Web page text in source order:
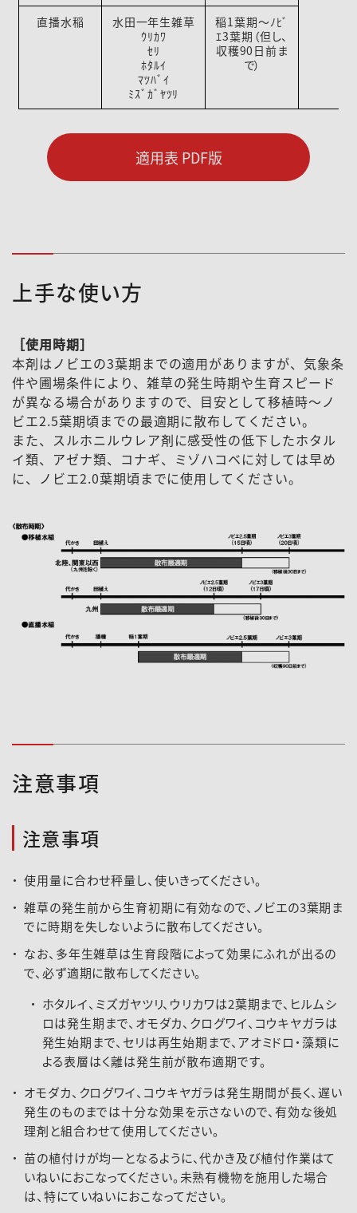
直播水稲
水田一年生雑草
ｳﾘｶﾜ
ｾﾘ
ﾎﾀﾙｲ
ﾏﾂﾊﾞｲ
ﾐｽﾞｶﾞﾔﾂﾘ
稲1葉期～ﾉﾋﾞ
ｴ3葉期（但し、
収穫90日前ま
で）
適用表 PDF版
上手な使い方
［使用時期］
本剤はノビエの3葉期までの適用がありますが、気象条
件や圃場条件により、雑草の発生時期や生育スピード
が異なる場合がありますので、目安として移植時～ノ
ビエ2.5葉期頃までの最適期に散布してください。
また、スルホニルウレア剤に感受性の低下したホタル
イ類、アゼナ類、コナギ、ミゾハコベに対しては早め
に、ノビエ2.0葉期頃までに使用してください。
注意事項
注意事項
使用量に合わせ秤量し、使いきってください。
雑草の発生前から生育初期に有効なので、ノビエの3葉期ま
でに時期を失しないように散布してください。
なお、多年生雑草は生育段階によって効果にふれが出るの
で、必ず適期に散布してください。
ホタルイ、ミズガヤツリ、ウリカワは2葉期まで、ヒルムシ
ロは発生期まで、オモダカ、クログワイ、コウキヤガラは
発生始期まで、セリは再生始期まで、アオミドロ・藻類に
よる表層はく離は発生前が散布適期です。
オモダカ、クログワイ、コウキヤガラは発生期間が長く、遅い
発生のものまでは十分な効果を示さないので、有効な後処
理剤と組合わせて使用してください。
苗の植付けが均一となるように、代かき及び植付作業はて
いねいにおこなってください。未熟有機物を施用した場合
は、特にていねいにおこなってださい。